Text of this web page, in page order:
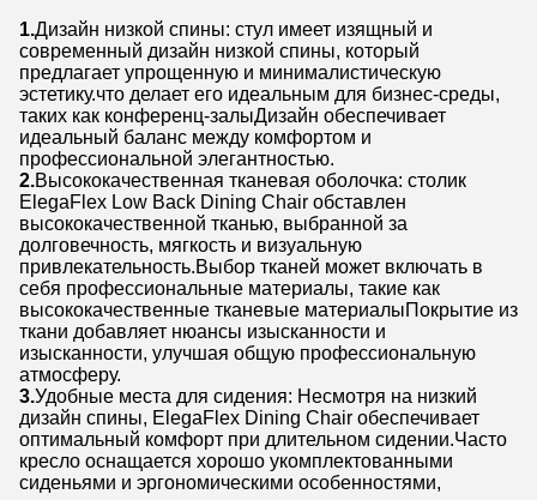
1.Дизайн низкой спины: стул имеет изящный и
современный дизайн низкой спины, который
предлагает упрощенную и минималистическую
эстетику.что делает его идеальным для бизнес-среды,
таких как конференц-залыДизайн обеспечивает
идеальный баланс между комфортом и
профессиональной элегантностью.
2.Высококачественная тканевая оболочка: столик
ElegaFlex Low Back Dining Chair обставлен
высококачественной тканью, выбранной за
долговечность, мягкость и визуальную
привлекательность.Выбор тканей может включать в
себя профессиональные материалы, такие как
высококачественные тканевые материалыПокрытие из
ткани добавляет нюансы изысканности и
изысканности, улучшая общую профессиональную
атмосферу.
3.Удобные места для сидения: Несмотря на низкий
дизайн спины, ElegaFlex Dining Chair обеспечивает
оптимальный комфорт при длительном сидении.Часто
кресло оснащается хорошо укомплектованными
сиденьями и эргономическими особенностями,